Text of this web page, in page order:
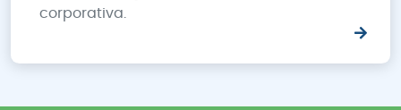
corporativa.